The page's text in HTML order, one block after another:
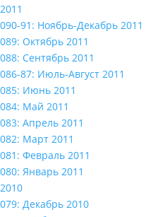
2011
090-91: Ноябрь-Декабрь 2011
089: Октябрь 2011
088: Сентябрь 2011
086-87: Июль-Август 2011
085: Июнь 2011
084: Май 2011
083: Апрель 2011
082: Март 2011
081: Февраль 2011
080: Январь 2011
2010
079: Декабрь 2010